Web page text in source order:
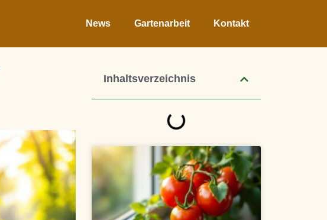
News Gartenarbeit Kontakt
Inhaltsverzeichnis